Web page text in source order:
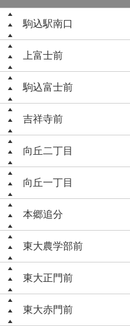
駒込駅南口
上富士前
駒込富士前
吉祥寺前
向丘二丁目
向丘一丁目
本郷追分
東大農学部前
東大正門前
東大赤門前